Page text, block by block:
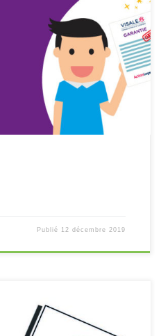
et l’Emploi): Il s’agit
Caution Locative Étudiante
identiques, ce dispositif
de loyer […]
Publié 12 décembre 2019